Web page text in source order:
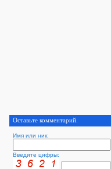
Оставьте комментарий.
Имя или ник:
Введите цифры: